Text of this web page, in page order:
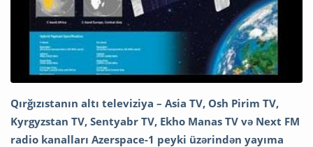
Qırğızıstanın altı televiziya – Asia TV, Osh Pirim TV,
Kyrgyzstan TV, Sentyabr TV, Ekho Manas TV və Next FM
radio kanalları Azerspace-1 peyki üzərindən yayıma